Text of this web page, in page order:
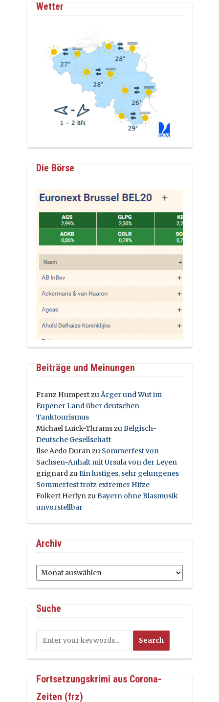
Wetter
Die Börse
Beiträge und Meinungen
Franz HumpertzuÄrger und Wut im
Eupener Land über deutschen
Tanktourismus
Michael Luick-ThramszuBelgisch-
Deutsche Gesellschaft
Ilse Aedo Duranzu Sommerfest von
Sachsen-Anhalt mit Ursula von der Leyen
grignardzuEin lustiges, sehr gelungenes
Sommerfest trotz extremer Hitze
Folkert HerlynzuBayern ohne Blasmusik
unvorstellbar
Archiv
Archiv
Suche
Fortsetzungskrimi aus Corona-
Zeiten (frz)